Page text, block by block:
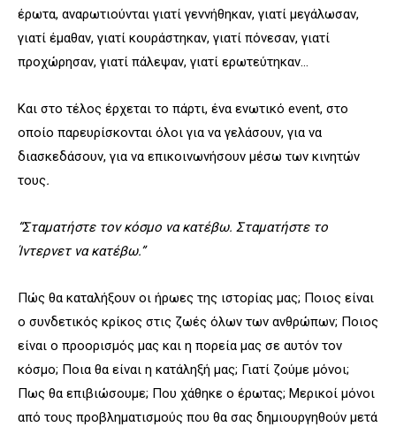
έρωτα, αναρωτιούνται γιατί γεννήθηκαν, γιατί μεγάλωσαν,
γιατί έμαθαν, γιατί κουράστηκαν, γιατί πόνεσαν, γιατί
προχώρησαν, γιατί πάλεψαν, γιατί ερωτεύτηκαν…
Και στο τέλος έρχεται το πάρτι, ένα ενωτικό event, στο
οποίο παρευρίσκονται όλοι για να γελάσουν, για να
διασκεδάσουν, για να επικοινωνήσουν μέσω των κινητών
τους.
“Σταματήστε τον κόσμο να κατέβω. Σταματήστε το
Ίντερνετ να κατέβω.”
Πώς θα καταλήξουν οι ήρωες της ιστορίας μας; Ποιος είναι
ο συνδετικός κρίκος στις ζωές όλων των ανθρώπων; Ποιος
είναι ο προορισμός μας και η πορεία μας σε αυτόν τον
κόσμο; Ποια θα είναι η κατάληξή μας; Γιατί ζούμε μόνοι;
Πως θα επιβιώσουμε; Που χάθηκε ο έρωτας; Μερικοί μόνοι
από τους προβληματισμούς που θα σας δημιουργηθούν μετά